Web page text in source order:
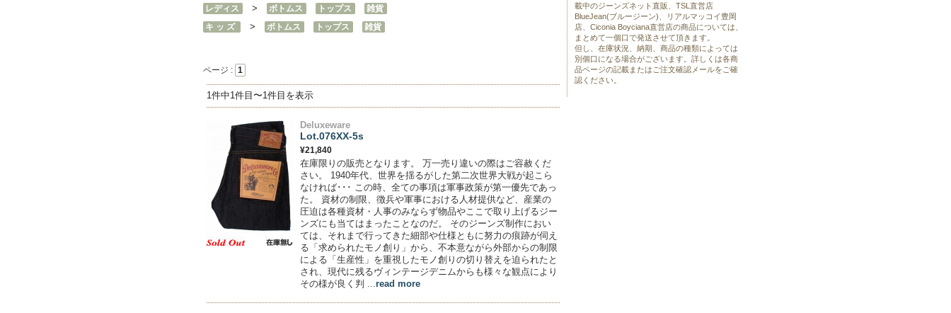
載中のジーンズネット直販、TSL直営店
BlueJean(ブルージーン)、リアルマッコイ豊岡
店、Ciconia Boyciana直営店の商品については、
まとめて一個口で発送させて頂きます。
但し、在庫状況、納期、商品の種類によっては
別個口になる場合がございます。詳しくは各商
品ページの記載またはご注文確認メールをご確
認ください。
レディス
> ボトムス トップス
雑貨
キ ッ ズ
> ボトムス トップス 雑貨
ページ : 1
1件中1件目〜1件目を表示
Deluxeware
Lot.076XX-5s
¥21,840
在庫限りの販売となります。 万一売り違いの際はご容赦くだ
さい。 1940年代、世界を揺るがした第二次世界大戦が起こら
なければ･･･ この時、全ての事項は軍事政策が第一優先であっ
た。 資材の制限、徴兵や軍事における人材提供など、産業の
圧迫は各種資材・人事のみならず物品やここで取り上げるジー
ンズにも当てはまったことなのだ。 そのジーンズ制作におい
ては、それまで行ってきた細部や仕様ともに努力の痕跡が伺え
る「求められたモノ創り」から、不本意ながら外部からの制限
による「生産性」を重視したモノ創りの切り替えを迫られたと
され、現代に残るヴィンテージデニムからも様々な観点により
その様が良く判 ...read more